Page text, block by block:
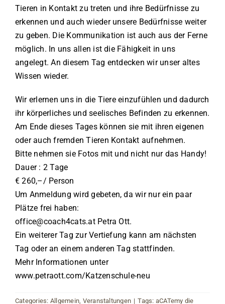
Tieren in Kontakt zu treten und ihre Bedürfnisse zu
erkennen und auch wieder unsere Bedürfnisse weiter
zu geben. Die Kommunikation ist auch aus der Ferne
möglich. In uns allen ist die Fähigkeit in uns
angelegt. An diesem Tag entdecken wir unser altes
Wissen wieder.
Wir erlernen uns in die Tiere einzufühlen und dadurch
ihr körperliches und seelisches Befinden zu erkennen.
Am Ende dieses Tages können sie mit ihren eigenen
oder auch fremden Tieren Kontakt aufnehmen.
Bitte nehmen sie Fotos mit und nicht nur das Handy!
Dauer : 2 Tage
€ 260,–/ Person
Um Anmeldung wird gebeten, da wir nur ein paar
Plätze frei haben:
office@coach4cats.at Petra Ott.
Ein weiterer Tag zur Vertiefung kann am nächsten
Tag oder an einem anderen Tag stattfinden.
Mehr Informationen unter
www.petraott.com/Katzenschule-neu
Categories: Allgemein Veranstaltungen | Tags: aCATemy die